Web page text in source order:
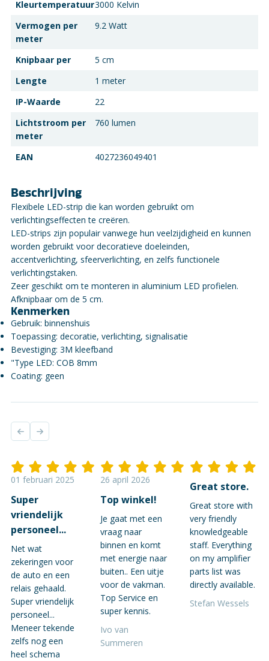
Kleurtemperatuur3000 Kelvin
Vermogen per
meter
9.2 Watt
Knipbaar per
5 cm
Lengte
1 meter
IP-Waarde
22
Lichtstroom per
meter
760 lumen
EAN 4027236049401
Beschrijving
Flexibele LED-strip die kan worden gebruikt om
verlichtingseffecten te creëren.
LED-strips zijn populair vanwege hun veelzijdigheid en kunnen
worden gebruikt voor decoratieve doeleinden,
accentverlichting, sfeerverlichting, en zelfs functionele
verlichtingstaken.
Zeer geschikt om te monteren in aluminium LED profielen.
Afknipbaar om de 5 cm.
Kenmerken
Gebruik: binnenshuis
Toepassing: decoratie, verlichting, signalisatie
Bevestiging: 3M kleefband
"Type LED: COB 8mm
Coating: geen
01 februari 2025
Super
vriendelijk
personeel...
Net wat
zekeringen voor
de auto en een
relais gehaald.
Super vriendelijk
personeel...
Meneer tekende
zelfs nog een
heel schema
26 april 2026
Top winkel!
Je gaat met een
vraag naar
binnen en komt
met energie naar
buiten.. Een uitje
voor de vakman.
Top Service en
super kennis.
Ivo van
Summeren
Great store.
Great store with
very friendly
knowledgeable
staff. Everything
on my amplifier
parts list was
directly available.
Stefan Wessels